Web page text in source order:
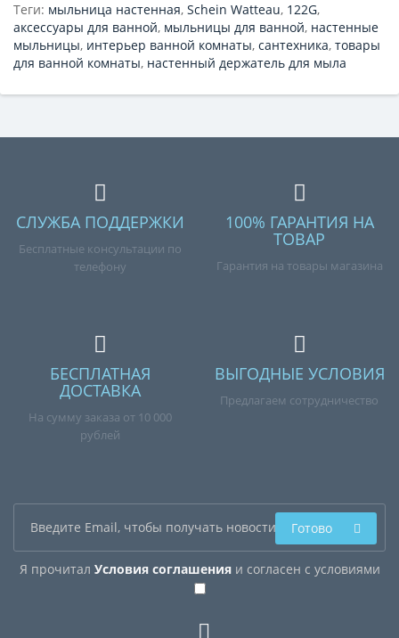
Теги: мыльница настенная, Schein Watteau, 122G,
аксессуары для ванной, мыльницы для ванной, настенные
мыльницы, интерьер ванной комнаты, сантехника, товары
для ванной комнаты, настенный держатель для мыла
СЛУЖБА ПОДДЕРЖКИ
Бесплатные консультации по
телефону
100% ГАРАНТИЯ НА
ТОВАР
Гарантия на товары магазина
БЕСПЛАТНАЯ
ДОСТАВКА
На сумму заказа от 10 000
рублей
ВЫГОДНЫЕ УСЛОВИЯ
Предлагаем сотрудничество
Я прочитал Условия соглашенияи согласен с условиями
Готово